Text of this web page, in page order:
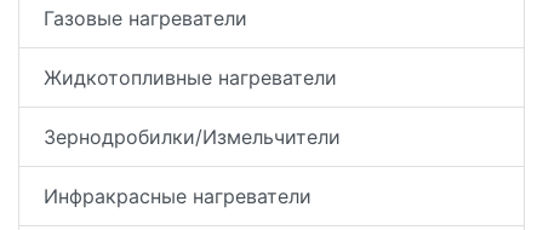
Газовые нагреватели
Жидкотопливные нагреватели
Зернодробилки/Измельчители
Инфракрасные нагреватели